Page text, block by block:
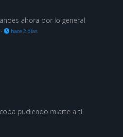
ahora por lo general
hace 2 días
pudiendo miarte a tí.